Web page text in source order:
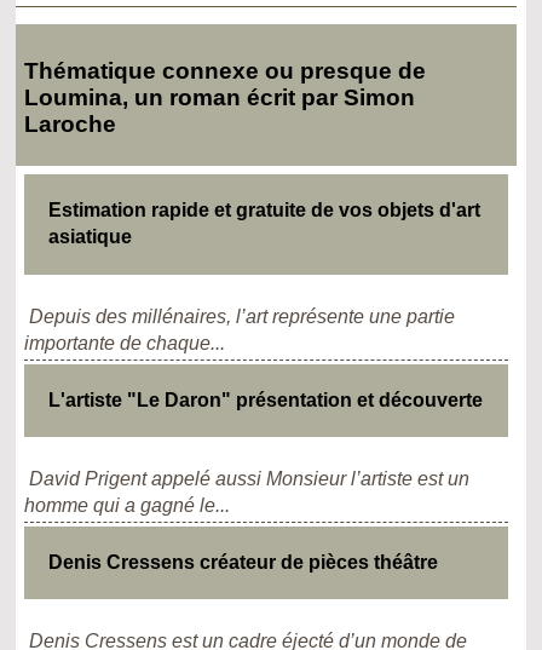
Thématique connexe ou presque de
Loumina, un roman écrit par Simon
Laroche
Estimation rapide et gratuite de vos objets d'art
asiatique
Depuis des millénaires, l’art représente une partie
importante de chaque...
L'artiste "Le Daron" présentation et découverte
David Prigent appelé aussi Monsieur l’artiste est un
homme qui a gagné le...
Denis Cressens créateur de pièces théâtre
Denis Cressens est un cadre éjecté d’un monde de